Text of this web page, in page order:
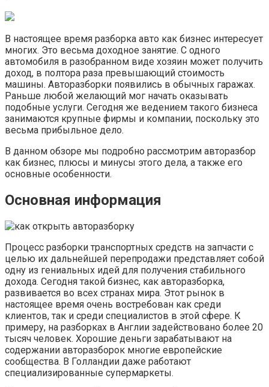
В настоящее время разборка авто как бизнес интересует
многих. Это весьма доходное занятие. С одного
автомобиля в разобранном виде хозяин может получить
доход, в полтора раза превышающий стоимость
машины. Авторазборки появились в обычных гаражах.
Раньше любой желающий мог начать оказывать
подобные услуги. Сегодня же ведением такого бизнеса
занимаются крупные фирмы и компании, поскольку это
весьма прибыльное дело.
В данном обзоре мы подробно рассмотрим авторазбор
как бизнес, плюсы и минусы этого дела, а также его
основные особенности.
Основная информация
Процесс разборки транспортных средств на запчасти с
целью их дальнейшей перепродажи представляет собой
одну из гениальных идей для получения стабильного
дохода. Сегодня такой бизнес, как авторазборка,
развивается во всех странах мира. Этот рынок в
настоящее время очень востребован как среди
клиентов, так и среди специалистов в этой сфере. К
примеру, на разборках в Англии задействовано более 20
тысяч человек. Хорошие деньги зарабатывают на
содержании авторазборок многие европейские
сообщества. В Голландии даже работают
специализированные супермаркеты.